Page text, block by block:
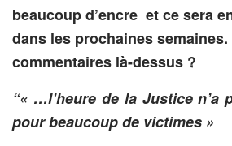
beaucoup d’encre et ce sera
dans les prochaines
commentaires là-dessus ?
“« …l’heure de la Justice n’a
pour beaucoup de victimes »